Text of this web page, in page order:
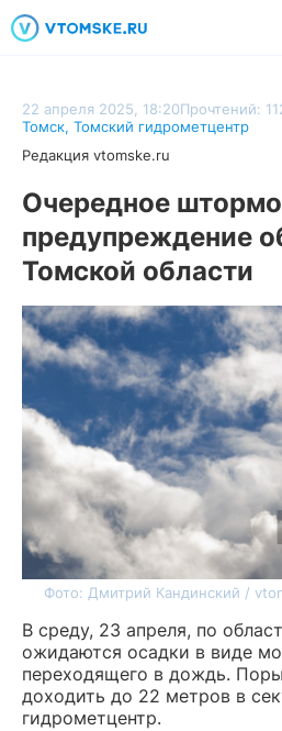
22 апреля 2025, 18:20Прочтений:
Томск, Томский гидрометцентр
Редакция vtomske.ru
Очередное
предупреждение
Томской области
Фото: Дмитрий Кандинский /
В среду, 23 апреля, по
ожидаются осадки в виде
переходящего в дождь.
доходить до 22 метров в
гидрометцентр.